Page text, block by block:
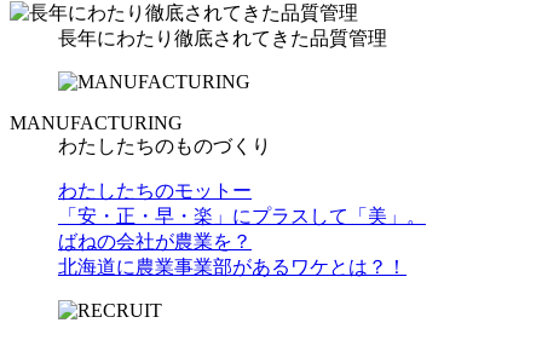
長年にわたり徹底されてきた品質管理
MANUFACTURING
わたしたちのものづくり
わたしたちのモットー
「安・正・早・楽」にプラスして「美」。
ばねの会社が農業を？
北海道に農業事業部があるワケとは？！